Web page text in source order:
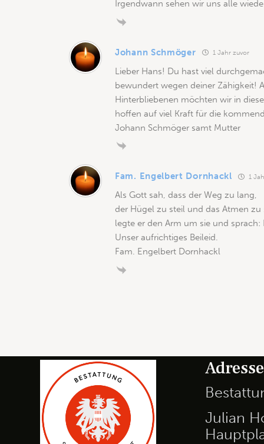
Irgendwann sehen wir uns alle
Johann Schmöger 1 Jahr zuvor
Lieber Hans! Du hast viel
bewundert wegen deiner Zähigkeit!
Hinterbliebenen möchten wir in
hoffen auf viel Kraft für die
Johann Schmöger samt Mutter
Fam. Engelbert Dornhackl 1
Als Gott sah, dass der Weg zu lang,
der Hügel zu steil und das Atmen
legte er den Arm um sie und
Unser aufrichtiges Beileid.
Fam. Engelbert Dornhackl
Adresse
Julian